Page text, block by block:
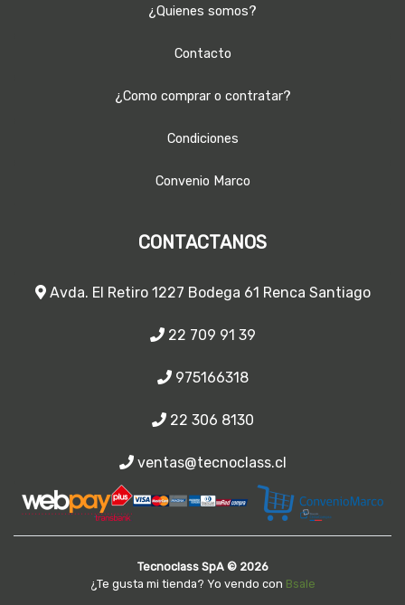
¿Quienes somos?
Contacto
¿Como comprar o contratar?
Condiciones
Convenio Marco
CONTACTANOS
Avda. El Retiro 1227 Bodega 61 Renca Santiago
22 709 91 39
975166318
22 306 8130
ventas@tecnoclass.cl
Tecnoclass SpA © 2026
¿Te gusta mi tienda? Yo vendo con Bsale